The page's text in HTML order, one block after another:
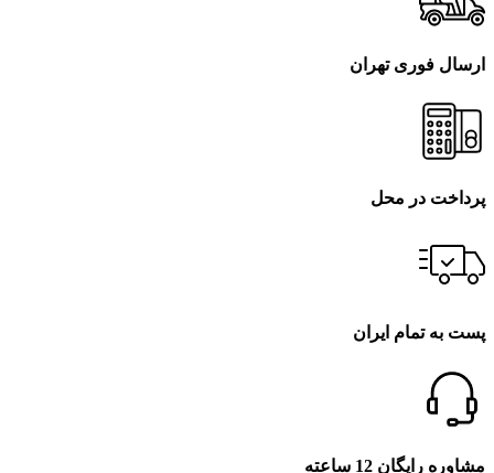
ارسال فوری تهران
پرداخت در محل
پست به تمام ایران
مشاوره رایگان 12 ساعته